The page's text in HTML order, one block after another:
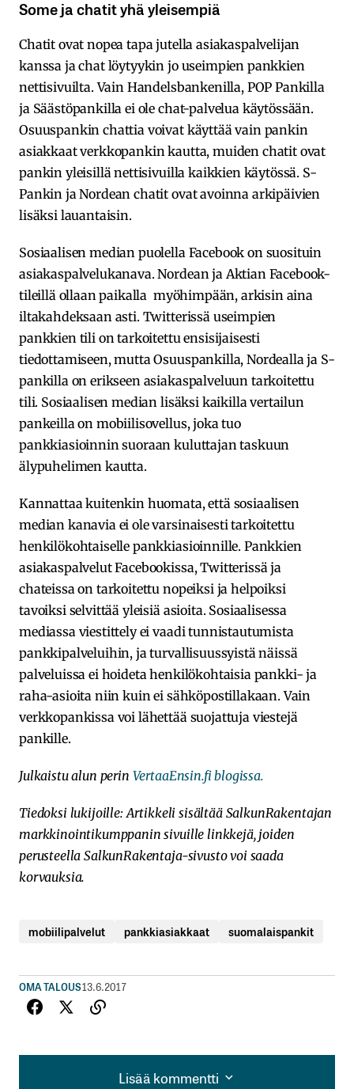
Some ja chatit yhä yleisempiä
Chatit ovat nopea tapa jutella asiakaspalvelijan
kanssa ja chat löytyykin jo useimpien pankkien
nettisivuilta. Vain Handelsbankenilla, POP Pankilla
ja Säästöpankilla ei ole chat-palvelua käytössään.
Osuuspankin chattia voivat käyttää vain pankin
asiakkaat verkkopankin kautta, muiden chatit ovat
pankin yleisillä nettisivuilla kaikkien käytössä. S-
Pankin ja Nordean chatit ovat avoinna arkipäivien
lisäksi lauantaisin.
Sosiaalisen median puolella Facebook on suosituin
asiakaspalvelukanava. Nordean ja Aktian Facebook-
tileillä ollaan paikalla myöhimpään, arkisin aina
iltakahdeksaan asti. Twitterissä useimpien
pankkien tili on tarkoitettu ensisijaisesti
tiedottamiseen, mutta Osuuspankilla, Nordealla ja S-
pankilla on erikseen asiakaspalveluun tarkoitettu
tili. Sosiaalisen median lisäksi kaikilla vertailun
pankeilla on mobiilisovellus, joka tuo
pankkiasioinnin suoraan kuluttajan taskuun
älypuhelimen kautta.
Kannattaa kuitenkin huomata, että sosiaalisen
median kanavia ei ole varsinaisesti tarkoitettu
henkilökohtaiselle pankkiasioinnille. Pankkien
asiakaspalvelut Facebookissa, Twitterissä ja
chateissa on tarkoitettu nopeiksi ja helpoiksi
tavoiksi selvittää yleisiä asioita. Sosiaalisessa
mediassa viestittely ei vaadi tunnistautumista
pankkipalveluihin, ja turvallisuussyistä näissä
palveluissa ei hoideta henkilökohtaisia pankki- ja
raha-asioita niin kuin ei sähköpostillakaan. Vain
verkkopankissa voi lähettää suojattuja viestejä
pankille.
Julkaistu alun perin VertaaEnsin.fi blogissa.
Tiedoksi lukijoille: Artikkeli sisältää SalkunRakentajan
markkinointikumppanin sivuille linkkejä, joiden
perusteella SalkunRakentaja-sivusto voi saada
korvauksia.
mobiilipalvelut pankkiasiakkaat suomalaispankit
OMA TALOUS13.6.2017
Lisää kommentti